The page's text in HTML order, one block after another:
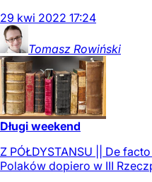
29 kwi 2022 17:24
Tomasz Rowiński
Długi weekend
Z PÓŁDYSTANSU || De
Polaków dopiero w III